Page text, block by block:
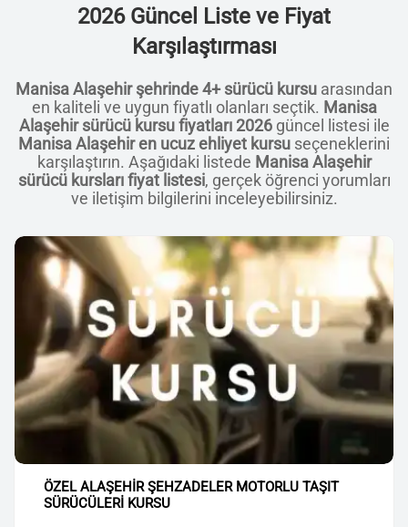
2026 Güncel Liste ve Fiyat
Karşılaştırması
Manisa Alaşehir şehrinde 4+ sürücü kursu arasından
en kaliteli ve uygun fiyatlı olanları seçtik. Manisa
Alaşehir sürücü kursu fiyatları 2026güncel listesi ile
Manisa Alaşehir en ucuz ehliyet kursu seçeneklerini
karşılaştırın. Aşağıdaki listede Manisa Alaşehir
sürücü kursları fiyat listesi, gerçek öğrenci yorumları
ve iletişim bilgilerini inceleyebilirsiniz.
ÖZEL ALAŞEHİR ŞEHZADELER MOTORLU TAŞIT
SÜRÜCÜLERİ KURSU